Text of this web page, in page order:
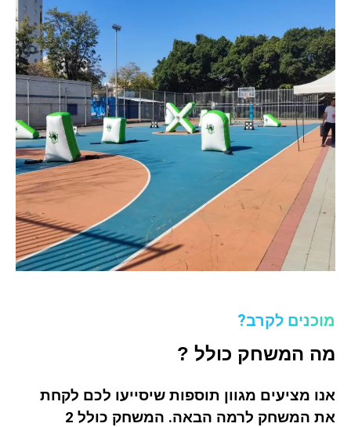
מוכנים לקרב?
מה המשחק כולל ?
אנו מציעים מגוון תוספות שיסייעו לכם לקחת
את המשחק לרמה הבאה. המשחק כולל 2